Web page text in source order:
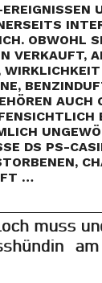
OBWOHL
BENZINDUFT
AUCH
DS PS-
…